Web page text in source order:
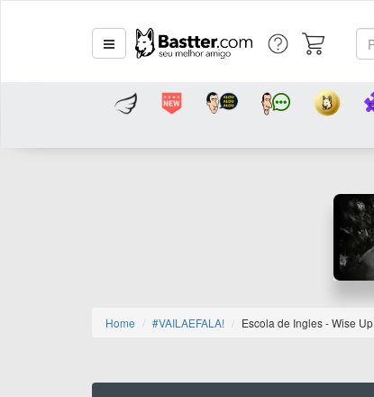
Home #VAILAEFALA! Escola de Ingles - Wise Up